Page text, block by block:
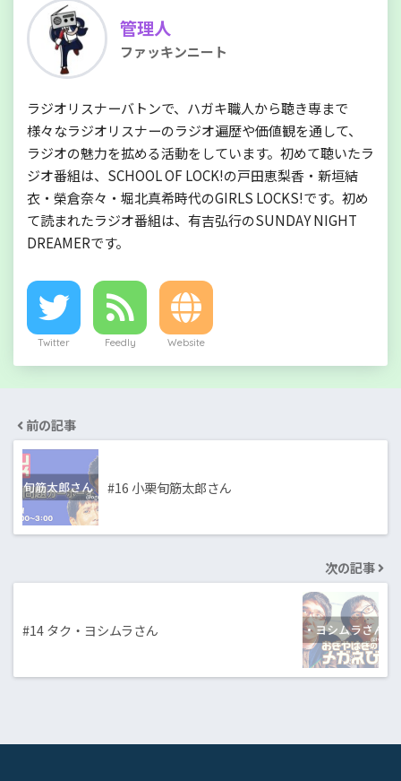
管理人
ファッキンニート
ラジオリスナーバトンで、ハガキ職人から聴き専まで
様々なラジオリスナーのラジオ遍歴や価値観を通して、
ラジオの魅力を拡める活動をしています。初めて聴いたラ
ジオ番組は、SCHOOL OF LOCK!の戸田恵梨香・新垣結
衣・榮倉奈々・堀北真希時代のGIRLS LOCKS!です。初め
て読まれたラジオ番組は、有吉弘行のSUNDAY NIGHT
DREAMERです。
Twitter Feedly Website
前の記事
#16 小栗旬筋太郎さん
次の記事
#14 タク・ヨシムラさん